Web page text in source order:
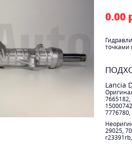
0.00
точками
Lancia
29025,